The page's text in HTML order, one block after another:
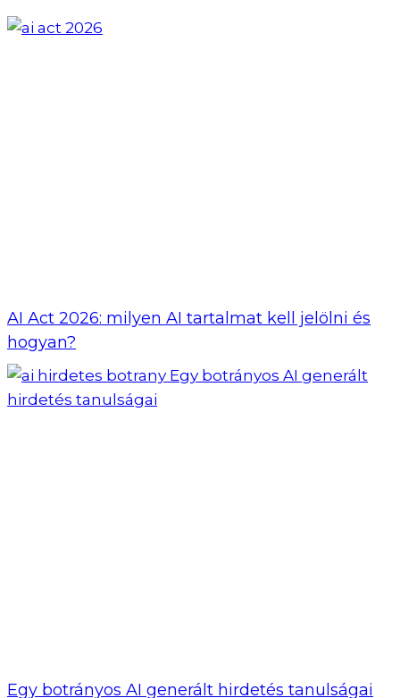
AI Act 2026: milyen AI tartalmat kell jelölni és
hogyan?
Egy botrányos AI generált hirdetés tanulságai